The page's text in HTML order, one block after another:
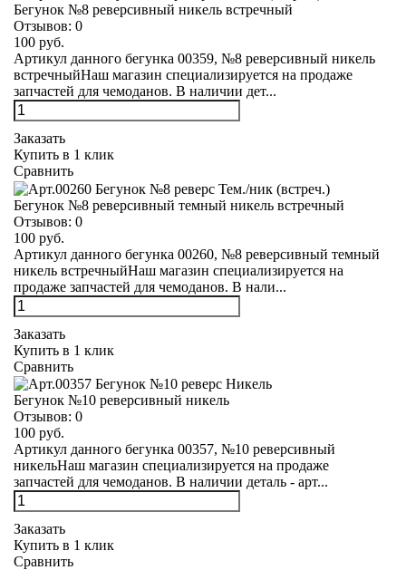
Бегунок №8 реверсивный никель встречный
Отзывов: 0
100 руб.
Артикул данного бегунка 00359, №8 реверсивный никель
встречныйНаш магазин специализируется на продаже
запчастей для чемоданов. В наличии дет...
Заказать
Купить в 1 клик
Сравнить
Бегунок №8 реверсивный темный никель встречный
Отзывов: 0
100 руб.
Артикул данного бегунка 00260, №8 реверсивный темный
никель встречныйНаш магазин специализируется на
продаже запчастей для чемоданов. В нали...
Заказать
Купить в 1 клик
Сравнить
Бегунок №10 реверсивный никель
Отзывов: 0
100 руб.
Артикул данного бегунка 00357, №10 реверсивный
никельНаш магазин специализируется на продаже
запчастей для чемоданов. В наличии деталь - арт...
Заказать
Купить в 1 клик
Сравнить